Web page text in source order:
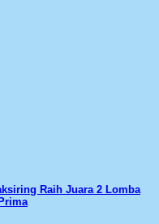
Raih Juara 2 Lomba